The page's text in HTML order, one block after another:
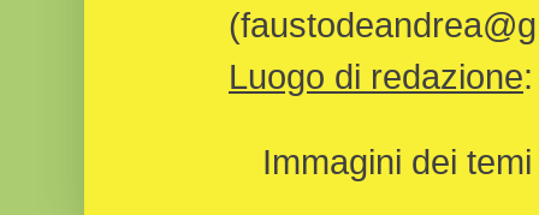
Luogo di redazione
Immagini dei